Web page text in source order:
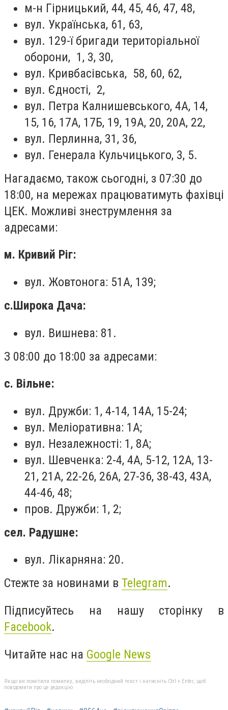
м-н Гірницький, 44, 45, 46, 47, 48,
вул. Українська, 61, 63,
вул. 129-ї бригади територіальної
оборони, 1, 3, 30,
вул. Кривбасівська, 58, 60, 62,
вул. Єдності, 2,
вул. Петра Калнишевського, 4А, 14,
15, 16, 17А, 17Б, 19, 19А, 20, 20А, 22,
вул. Перлинна, 31, 36,
вул. Генерала Кульчицького, 3, 5.
Нагадаємо, також сьогодні, з 07:30 до
18:00, на мережах працюватимуть фахівці
ЦЕК. Можливі знеструмлення за
адресами:
м. Кривий Ріг:
вул. Жовтонога: 51А, 139;
с.Широка Дача:
вул. Вишнева: 81.
З 08:00 до 18:00 за адресами:
с. Вільне:
вул. Дружби: 1, 4-14, 14А, 15-24;
вул. Меліоративна: 1А;
вул. Незалежності: 1, 8А;
вул. Шевченка: 2-4, 4А, 5-12, 12А, 13-
21, 21А, 22-26, 26А, 27-36, 38-43, 43А,
44-46, 48;
пров. Дружби: 1, 2;
сел. Радушне:
вул. Лікарняна: 20.
Стежте за новинами в Telegram.
Підписуйтесь на нашу сторінку в
Facebook.
Читайте нас на Google News
Якщо ви помітили помилку, виділіть необхідний текст і натисніть Ctrl + Enter, щоб
повідомити про це редакцію